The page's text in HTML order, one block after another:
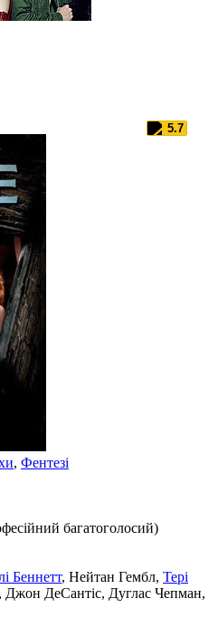
5.7
, Фентезі
багатоголосий)
Беннетт, Нейтан Гембл, Тері
ДеСантіс, Дуглас Чепман,